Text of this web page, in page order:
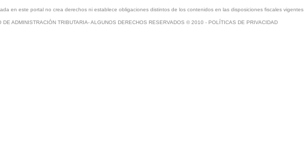
en este portal no crea derechos ni establece obligaciones distintos de los contenidos en las disposiciones fiscales vigentes,
DE ADMINISTRACIÓN TRIBUTARIA- ALGUNOS DERECHOS RESERVADOS © 2010 - POLÍTICAS DE PRIVACIDAD